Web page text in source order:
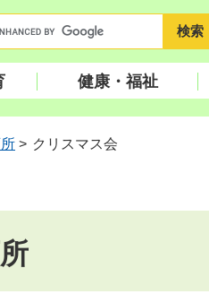
健康・福祉
> クリスマス会